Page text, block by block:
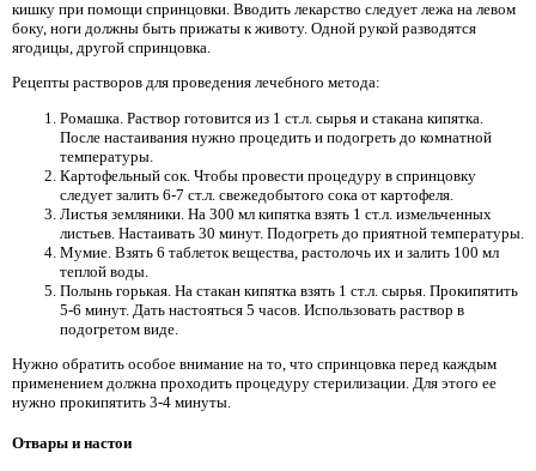
кишку при помощи спринцовки. Вводить лекарство следует лежа на левом
боку, ноги должны быть прижаты к животу. Одной рукой разводятся
ягодицы, другой спринцовка.
Рецепты растворов для проведения лечебного метода:
Ромашка. Раствор готовится из 1 ст.л. сырья и стакана кипятка.
После настаивания нужно процедить и подогреть до комнатной
температуры.
Картофельный сок. Чтобы провести процедуру в спринцовку
следует залить 6-7 ст.л. свежедобытого сока от картофеля.
Листья земляники. На 300 мл кипятка взять 1 ст.л. измельченных
листьев. Настаивать 30 минут. Подогреть до приятной температуры.
Мумие. Взять 6 таблеток вещества, растолочь их и залить 100 мл
теплой воды.
Полынь горькая. На стакан кипятка взять 1 ст.л. сырья. Прокипятить
5-6 минут. Дать настояться 5 часов. Использовать раствор в
подогретом виде.
Нужно обратить особое внимание на то, что спринцовка перед каждым
применением должна проходить процедуру стерилизации. Для этого ее
нужно прокипятить 3-4 минуты.
Отвары и настои